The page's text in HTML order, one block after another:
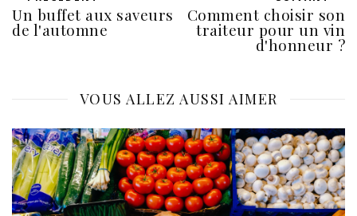
Un buffet aux saveurs
de l'automne
Comment choisir son
traiteur pour un vin
d'honneur ?
VOUS ALLEZ AUSSI AIMER